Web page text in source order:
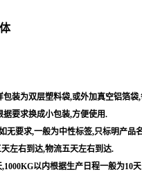
包装为双层塑料袋,或外加真空铝箔
要求换成小包装,方便使用.
无要求,一般为中性标签,只标明产品
左右到达,物流五天左右到达.
,1000KG以内根据生产日程一般为10